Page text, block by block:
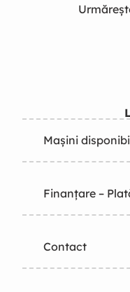
Mașini
Finanțare –
Contact